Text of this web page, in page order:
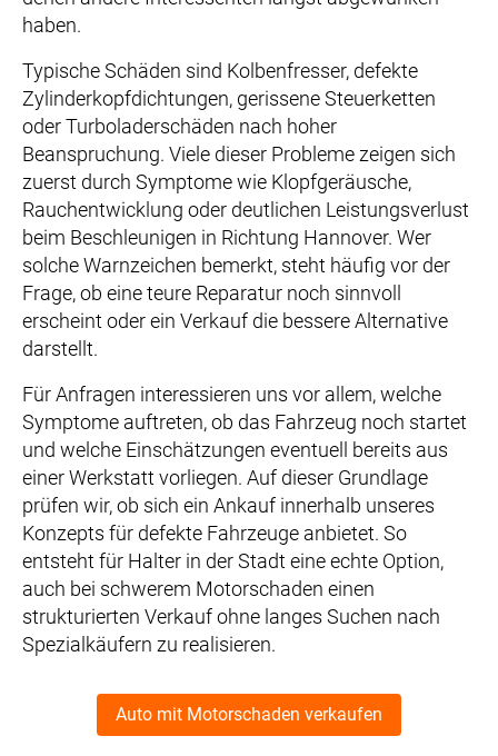
haben.
Typische Schäden sind Kolbenfresser, defekte
Zylinderkopfdichtungen, gerissene Steuerketten
oder Turboladerschäden nach hoher
Beanspruchung. Viele dieser Probleme zeigen sich
zuerst durch Symptome wie Klopfgeräusche,
Rauchentwicklung oder deutlichen Leistungsverlust
beim Beschleunigen in Richtung Hannover. Wer
solche Warnzeichen bemerkt, steht häufig vor der
Frage, ob eine teure Reparatur noch sinnvoll
erscheint oder ein Verkauf die bessere Alternative
darstellt.
Für Anfragen interessieren uns vor allem, welche
Symptome auftreten, ob das Fahrzeug noch startet
und welche Einschätzungen eventuell bereits aus
einer Werkstatt vorliegen. Auf dieser Grundlage
prüfen wir, ob sich ein Ankauf innerhalb unseres
Konzepts für defekte Fahrzeuge anbietet. So
entsteht für Halter in der Stadt eine echte Option,
auch bei schwerem Motorschaden einen
strukturierten Verkauf ohne langes Suchen nach
Spezialkäufern zu realisieren.
Auto mit Motorschaden verkaufen